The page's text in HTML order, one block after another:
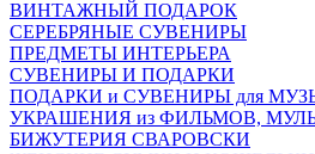
ВИНТАЖНЫЙ ПОДАРОК
СЕРЕБРЯНЫЕ СУВЕНИРЫ
ПРЕДМЕТЫ ИНТЕРЬЕРА
СУВЕНИРЫ И ПОДАРКИ
ПОДАРКИ и СУВЕНИРЫ для
УКРАШЕНИЯ из ФИЛЬМОВ,
БИЖУТЕРИЯ СВАРОВСКИ